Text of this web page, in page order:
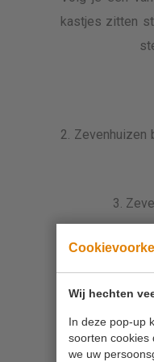
Wij hechten
In deze pop-up
soorten cookies
we uw
kastjes zitten
2. Zevenhuizen
3.
4.
Op de route
zoals het